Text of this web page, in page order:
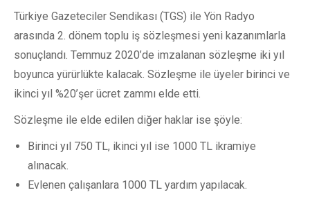
Türkiye Gazeteciler Sendikası (TGS) ile Yön Radyo
arasında 2. dönem toplu iş sözleşmesi yeni kazanımlarla
sonuçlandı. Temmuz 2020’de imzalanan sözleşme iki yıl
boyunca yürürlükte kalacak. Sözleşme ile üyeler birinci ve
ikinci yıl %20’şer ücret zammı elde etti.
Sözleşme ile elde edilen diğer haklar ise şöyle:
Birinci yıl 750 TL, ikinci yıl ise 1000 TL ikramiye
alınacak.
Evlenen çalışanlara 1000 TL yardım yapılacak.